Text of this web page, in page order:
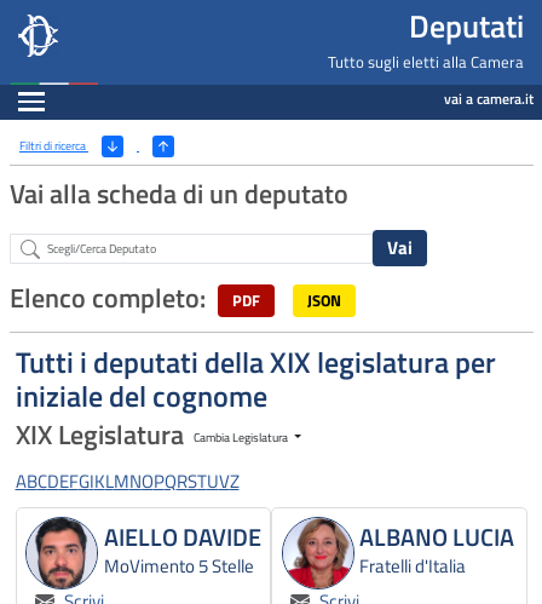
Deputati, Camera dei Deputati -
Salta al contenuto principale
Salta al menu di navigazione Deputati
Tutto sugli eletti alla Camera
Espandi vai a camera.it
Ricerca
Filtri di ricerca (Apri/Chiudi filtri)
Vai alla scheda di un deputato
Abstract
Elenco completo: PDF JSON
Tutti i deputati della XIX legislatura per
iniziale del cognome
XIX Legislatura Cambia Legislatura
ABCDEFGIKLMNOPQRSTUVZ
AIELLO DAVIDE
MoVimento 5 Stelle
ALBANO LUCIA
Fratelli d'Italia
Navigazione pagine di servizio
Fine pagina
Salta al contenuto principale
Salta al menu di navigazione
Vai a inizio pagina